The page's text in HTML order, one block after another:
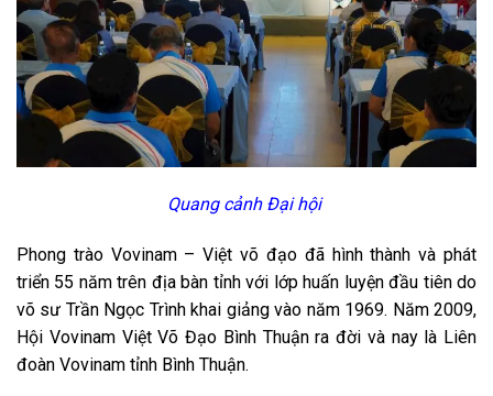
Quang cảnh Đại hội
Phong trào Vovinam – Việt võ đạo đã hình thành và phát
triển 55 năm trên địa bàn tỉnh với lớp huấn luyện đầu tiên do
võ sư Trần Ngọc Trình khai giảng vào năm 1969. Năm 2009,
Hội Vovinam Việt Võ Đạo Bình Thuận ra đời và nay là Liên
đoàn Vovinam tỉnh Bình Thuận.